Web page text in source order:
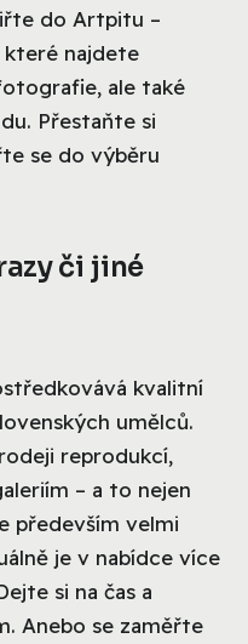
do Artpitu –
které najdete
ale také
Přestaňte si
se do výběru
či jiné
kvalitní
umělců.
reprodukcí,
– a to nejen
především velmi
je v nabídce více
si na čas a
Anebo se zaměřte